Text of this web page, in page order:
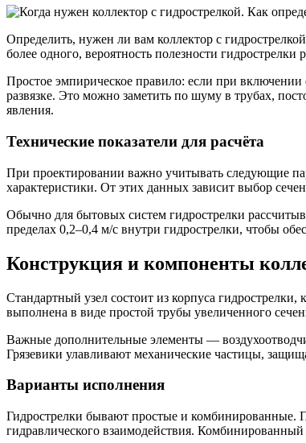
Определить, нужен ли вам коллектор с
более одного, вероятность полезности
Простое эмпирическое правило: если при включении
развязке. Это можно заметить по шуму в трубах,
явления.
Технические показатели для расчёта
При проектировании важно учитывать следующие
характеристики. От этих данных зависит выбор
Обычно для бытовых систем гидрострелки
пределах 0,2–0,4 м/с внутри гидрострелки, чтобы
Конструкция и компоненты
Стандартный узел состоит из корпуса
выполнена в виде простой трубы увеличенного
Важные дополнительные элементы —
Грязевики улавливают механические частицы,
Варианты исполнения
Гидрострелки бывают простые и комбинированные.
гидравлического взаимодействия.